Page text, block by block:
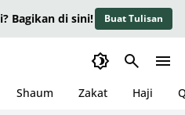
Bagikan di sini! Buat Tulisan
Shaum Zakat Haji